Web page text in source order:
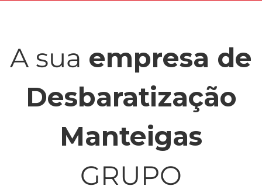
A sua empresa de
Desbaratização
Manteigas
GRUPO